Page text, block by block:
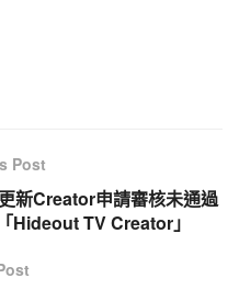
Post
新Creator申請審核未通過
Hideout TV Creator」